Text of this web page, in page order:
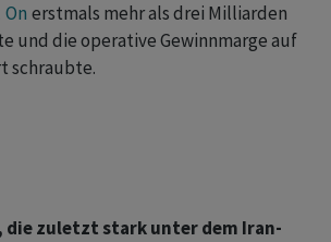
On erstmals mehr als drei Milliarden
und die operative Gewinnmarge auf
schraubte.
die zuletzt stark unter dem Iran-